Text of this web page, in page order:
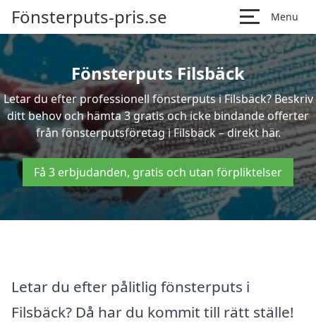
Fönsterputs-pris.se Menu
Fönsterputs Filsbäck
Letar du efter professionell fönsterputs i Filsbäck? Beskriv
ditt behov och hämta 3 gratis och icke bindande offerter
från fönsterputsföretag i Filsbäck – direkt här.
Få 3 erbjudanden, gratis och utan förpliktelser
Letar du efter pålitlig fönsterputs i
Filsbäck? Då har du kommit till rätt ställe!